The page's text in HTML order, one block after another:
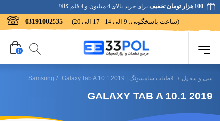
100 هزار تومان تخفیف برای خرید بالای 4 میلیون و 4 قلم کالا!
03191002535 (ساعت پاسخگویی: 9 الی 14 - 17 الی 20)
0
سی و سه پل / قطعات سامسونگ | Samsung / Galaxy Tab A 10.1 2019
GALAXY TAB A 10.1 2019